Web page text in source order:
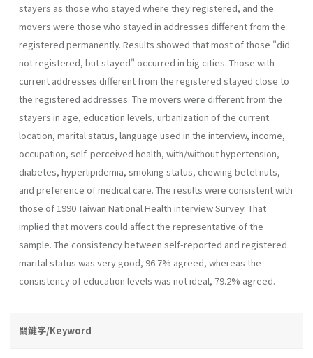
stayers as those who stayed where they registered, and the
movers were those who stayed in addresses different from the
registered permanently. Results showed that most of those "did
not registered, but stayed" occurred in big cities. Those with
current addresses different from the registered stayed close to
the registered addresses. The movers were different from the
stayers in age, education levels, urbanization of the current
location, marital status, language used in the interview, income,
occupation, self-perceived health, with/without hypertension,
diabetes, hyperlipidemia, smoking status, chewing betel nuts,
and preference of medical care. The results were consistent with
those of 1990 Taiwan National Health interview Survey. That
implied that movers could affect the representative of the
sample. The consistency between self-reported and registered
marital status was very good, 96.7% agreed, whereas the
consistency of education levels was not ideal, 79.2% agreed.
關鍵字/Keyword